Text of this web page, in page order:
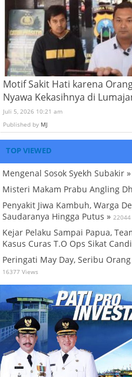
Motif Sakit Hati karena
Nyawa Kekasihnya di
Juli 5, 2026 10:21 am
Published by MJ
TOP VIEWED
Mengenal Sosok Syekh Subakir »
Misteri Makam Prabu Angling
Penyakit Jiwa Kambuh, Warga
Saudaranya Hingga Putus »
Kejar Pelaku Sampai Papua,
Kasus Curas T.O Ops Sikat
Peringati May Day, Seribu
16377 Views